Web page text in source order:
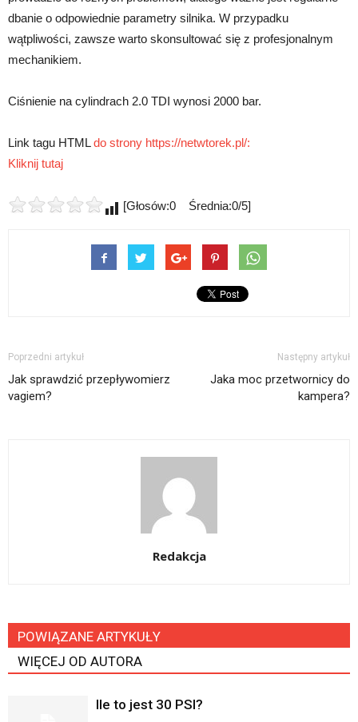
dbanie o odpowiednie parametry silnika. W przypadku
wątpliwości, zawsze warto skonsultować się z profesjonalnym
mechanikiem.
Ciśnienie na cylindrach 2.0 TDI wynosi 2000 bar.
Link tagu HTMLdo strony https://netwtorek.pl/:
Kliknij tutaj
[Głosów:0 Średnia:0/5]
Poprzedni artykuł
Jak sprawdzić przepływomierz
vagiem?
Następny artykuł
Jaka moc przetwornicy do
kampera?
Redakcja
POWIĄZANE ARTYKUŁY
WIĘCEJ OD AUTORA
Ile to jest 30 PSI?